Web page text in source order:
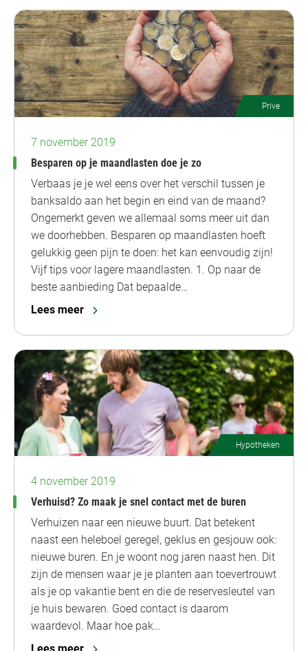
Prive
7 november 2019
Besparen op je maandlasten doe je zo
Verbaas je je wel eens over het verschil tussen je
banksaldo aan het begin en eind van de maand?
Ongemerkt geven we allemaal soms meer uit dan
we doorhebben. Besparen op maandlasten hoeft
gelukkig geen pijn te doen: het kan eenvoudig zijn!
Vijf tips voor lagere maandlasten. 1. Op naar de
beste aanbieding Dat bepaalde…
Lees meer
Hypotheken
4 november 2019
Verhuisd? Zo maak je snel contact met de buren
Verhuizen naar een nieuwe buurt. Dat betekent
naast een heleboel geregel, geklus en gesjouw ook:
nieuwe buren. En je woont nog jaren naast hen. Dit
zijn de mensen waar je je planten aan toevertrouwt
als je op vakantie bent en die de reservesleutel van
je huis bewaren. Goed contact is daarom
waardevol. Maar hoe pak…